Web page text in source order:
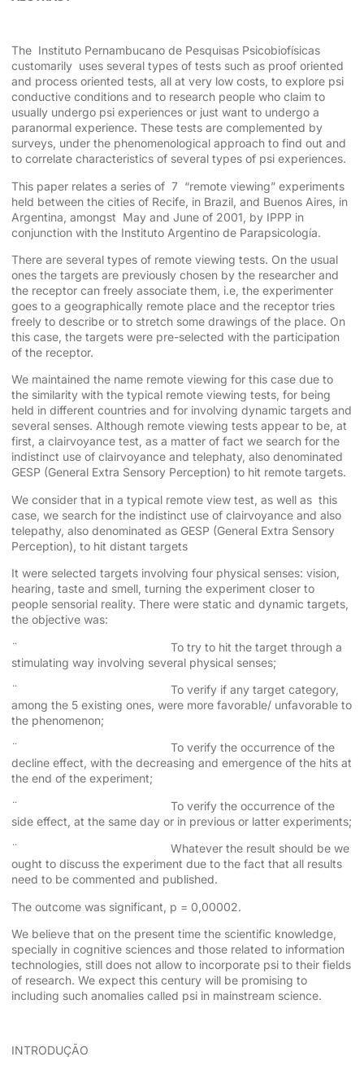
The Instituto Pernambucano de Pesquisas Psicobiofísicas
customarily uses several types of tests such as proof oriented
and process oriented tests, all at very low costs, to explore psi
conductive conditions and to research people who claim to
usually undergo psi experiences or just want to undergo a
paranormal experience. These tests are complemented by
surveys, under the phenomenological approach to find out and
to correlate characteristics of several types of psi experiences.
This paper relates a series of 7 “remote viewing” experiments
held between the cities of Recife, in Brazil, and Buenos Aires, in
Argentina, amongst May and June of 2001, by IPPP in
conjunction with the Instituto Argentino de Parapsicología.
There are several types of remote viewing tests. On the usual
ones the targets are previously chosen by the researcher and
the receptor can freely associate them, i.e, the experimenter
goes to a geographically remote place and the receptor tries
freely to describe or to stretch some drawings of the place. On
this case, the targets were pre-selected with the participation
of the receptor.
We maintained the name remote viewing for this case due to
the similarity with the typical remote viewing tests, for being
held in different countries and for involving dynamic targets and
several senses. Although remote viewing tests appear to be, at
first, a clairvoyance test, as a matter of fact we search for the
indistinct use of clairvoyance and telephaty, also denominated
GESP (General Extra Sensory Perception) to hit remote targets.
We consider that in a typical remote view test, as well as this
case, we search for the indistinct use of clairvoyance and also
telepathy, also denominated as GESP (General Extra Sensory
Perception), to hit distant targets
It were selected targets involving four physical senses: vision,
hearing, taste and smell, turning the experiment closer to
people sensorial reality. There were static and dynamic targets,
the objective was:
¨ To try to hit the target through a
stimulating way involving several physical senses;
¨ To verify if any target category,
among the 5 existing ones, were more favorable/ unfavorable to
the phenomenon;
¨ To verify the occurrence of the
decline effect, with the decreasing and emergence of the hits at
the end of the experiment;
¨ To verify the occurrence of the
side effect, at the same day or in previous or latter experiments;
¨ Whatever the result should be we
ought to discuss the experiment due to the fact that all results
need to be commented and published.
The outcome was significant, p = 0,00002.
We believe that on the present time the scientific knowledge,
specially in cognitive sciences and those related to information
technologies, still does not allow to incorporate psi to their fields
of research. We expect this century will be promising to
including such anomalies called psi in mainstream science.
INTRODUÇÃO